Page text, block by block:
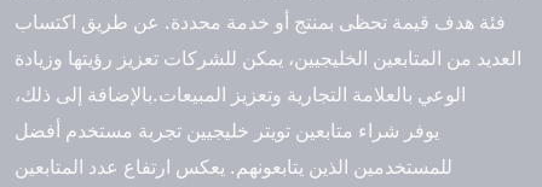
فئة هدف قيمة تحظى بمنتج أو خدمة محددة. عن طريق اكتساب
العديد من المتابعين الخليجيين، يمكن للشركات تعزيز رؤيتها وزيادة
الوعي بالعلامة التجارية وتعزيز المبيعات.بالإضافة إلى ذلك،
يوفر شراء متابعين تويتر خليجيين تجربة مستخدم أفضل
للمستخدمين الذين يتابعونهم. يعكس ارتفاع عدد المتابعين